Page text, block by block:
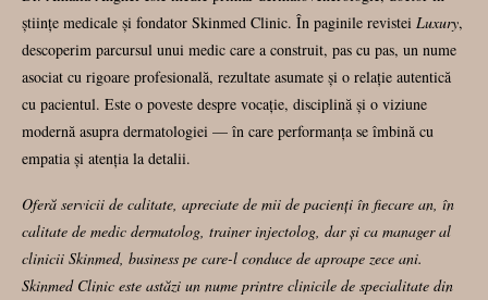
științe medicale și fondator Skinmed Clinic. În paginile revistei Luxury,
descoperim parcursul unui medic care a construit, pas cu pas, un nume
asociat cu rigoare profesională, rezultate asumate și o relație autentică
cu pacientul. Este o poveste despre vocație, disciplină și o viziune
modernă asupra dermatologiei — în care performanța se îmbină cu
empatia și atenția la detalii.
Oferă servicii de calitate, apreciate de mii de pacienți în fiecare an, în
calitate de medic dermatolog, trainer injectolog, dar și ca manager al
clinicii Skinmed, business pe care-l conduce de aproape zece ani.
Skinmed Clinic este astăzi un nume printre clinicile de specialitate din